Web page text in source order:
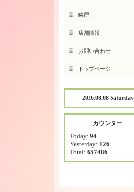
略歴
店舗情報
お問い合わせ
トップページ
2026.08.08 Saturday
カウンター
Today: 94
Yesterday: 126
Total: 657486